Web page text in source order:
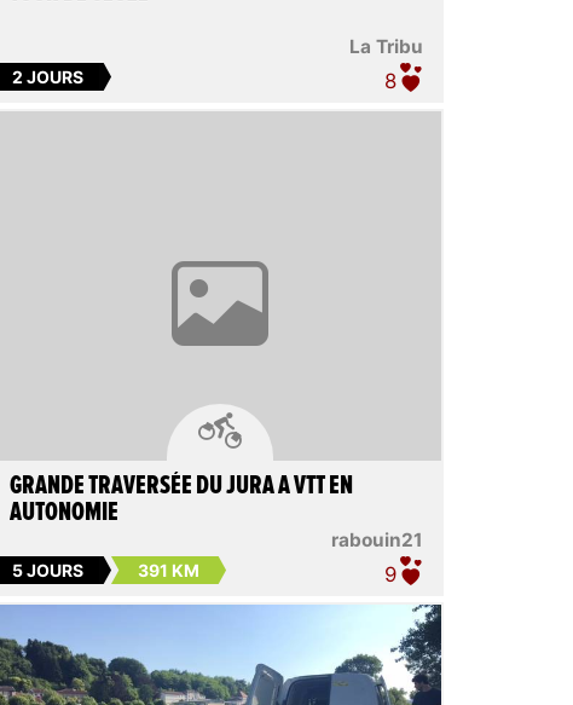
La Tribu
2 JOURS 8

rabouin21
GRANDE TRAVERSÉE DU JURA A VTT EN
AUTONOMIE
5 JOURS 391 KM 9